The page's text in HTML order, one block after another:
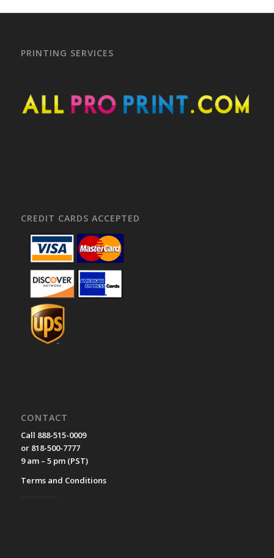
PRINTING SERVICES
CREDIT CARDS ACCEPTED
CONTACT
Call 888-515-0009
or 818-500-7777
9 am – 5 pm (PST)
Terms and Conditions